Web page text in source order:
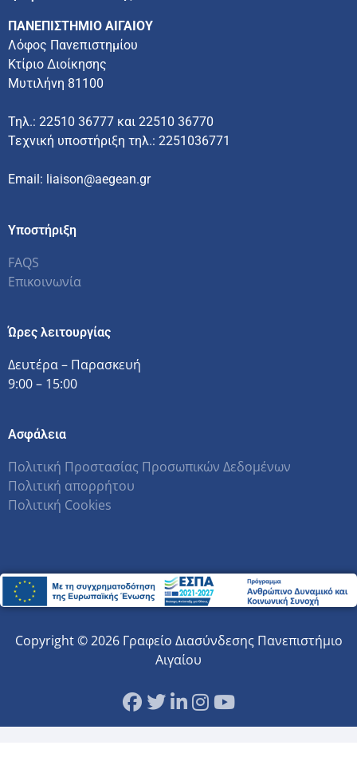
ΠΑΝΕΠΙΣΤΗΜΙΟ ΑΙΓΑΙΟΥ
Λόφος Πανεπιστημίου
Κτίριο Διοίκησης
Μυτιλήνη 81100
Τηλ.: 22510 36777 και 22510 36770
Τεχνική υποστήριξη τηλ.: 2251036771
Email: liaison@aegean.gr
Υποστήριξη
FAQS
Επικοινωνία
Ώρες λειτουργίας
Δευτέρα – Παρασκευή
9:00 – 15:00
Ασφάλεια
Πολιτική Προστασίας Προσωπικών Δεδομένων
Πολιτική απορρήτου
Πολιτική Cookies
Copyright © 2026 Γραφείο Διασύνδεσης Πανεπιστήμιο
Αιγαίου